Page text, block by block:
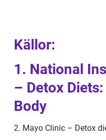
Källor:
1. National
– Detox
Body
2. Mayo Clinic – Detox